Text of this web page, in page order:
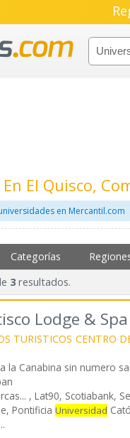
El Quisco,
en Mercantil.com
Categorías
3resultados.
Lodge & Spa
TURISTICOS CENTRO
la Canabina sin numero
, Lat90, Scotiabank,
Pontificia Universidad
...